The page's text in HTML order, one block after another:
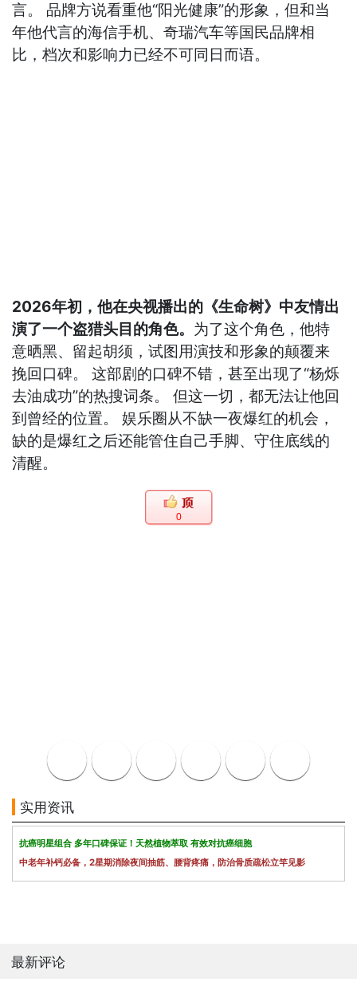
言。 品牌方说看重他“阳光健康”的形象，但和当
年他代言的海信手机、奇瑞汽车等国民品牌相
比，档次和影响力已经不可同日而语。
2026年初，他在央视播出的《生命树》中友情出
演了一个盗猎头目的角色。 为了这个角色，他特
意晒黑、留起胡须，试图用演技和形象的颠覆来
挽回口碑。 这部剧的口碑不错，甚至出现了“杨烁
去油成功”的热搜词条。 但这一切，都无法让他回
到曾经的位置。 娱乐圈从不缺一夜爆红的机会，
缺的是爆红之后还能管住自己手脚、守住底线的
清醒。
0
实用资讯
抗癌明星组合 多年口碑保证！天然植物萃取 有效对抗癌细胞
中老年补钙必备，2星期消除夜间抽筋、腰背疼痛，防治骨质疏松立竿见影
最新评论